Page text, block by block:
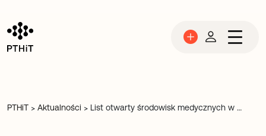
PTHiT > Aktualności > List otwarty środowisk medycznych w sprawie finansowania Agencji Badań Medycznych